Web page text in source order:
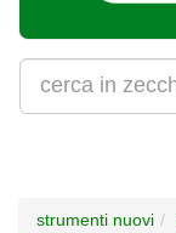
strumenti nuovi